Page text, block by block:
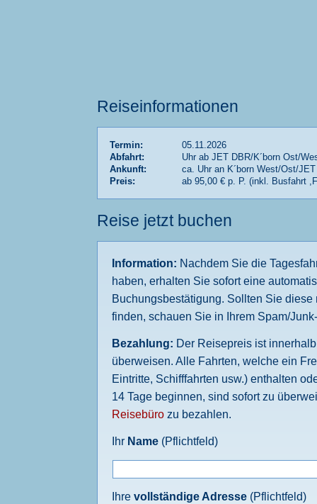
Reiseinformationen
Termin:
05.11.2026
Abfahrt:
Uhr ab JET DBR/K´born Ost/
Ankunft:
ca. Uhr an K´born West/Ost/
Preis:
ab 95,00 € p. P. (inkl. Busfahrt
Reise jetzt buchen
Information: Nachdem Sie die
haben, erhalten Sie sofort eine
Buchungsbestätigung. Sollten Sie
finden, schauen Sie in Ihrem Spam/
Bezahlung: Der Reisepreis ist
überweisen. Alle Fahrten, welche ein
Eintritte, Schifffahrten usw.) enthalten
14 Tage beginnen, sind sofort zu
Reisebüro zu bezahlen.
Ihr Name (Pflichtfeld)
Ihre vollständige Adresse (Pflichtfeld)